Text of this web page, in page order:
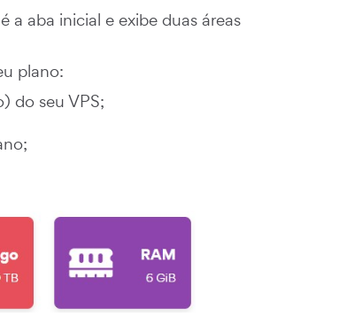
a aba inicial e exibe duas áreas
plano:
do seu VPS;